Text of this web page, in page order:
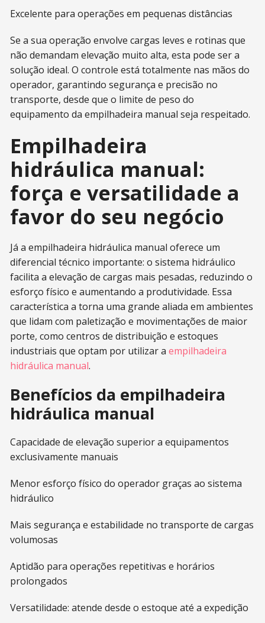
Excelente para operações em pequenas distâncias
Se a sua operação envolve cargas leves e rotinas que
não demandam elevação muito alta, esta pode ser a
solução ideal. O controle está totalmente nas mãos do
operador, garantindo segurança e precisão no
transporte, desde que o limite de peso do
equipamento da empilhadeira manual seja respeitado.
Empilhadeira
hidráulica manual:
força e versatilidade a
favor do seu negócio
Já a empilhadeira hidráulica manual oferece um
diferencial técnico importante: o sistema hidráulico
facilita a elevação de cargas mais pesadas, reduzindo o
esforço físico e aumentando a produtividade. Essa
característica a torna uma grande aliada em ambientes
que lidam com paletização e movimentações de maior
porte, como centros de distribuição e estoques
industriais que optam por utilizar aempilhadeira
hidráulica manual.
Benefícios da empilhadeira
hidráulica manual
Capacidade de elevação superior a equipamentos
exclusivamente manuais
Menor esforço físico do operador graças ao sistema
hidráulico
Mais segurança e estabilidade no transporte de cargas
volumosas
Aptidão para operações repetitivas e horários
prolongados
Versatilidade: atende desde o estoque até a expedição